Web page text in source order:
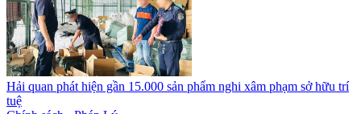
Hải quan phát hiện gần 15.000 sản phẩm nghi xâm phạm sở hữu trí
tuệ